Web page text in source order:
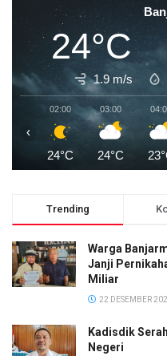
24°C
1.9 m/s
02:00
24°C
03:00
24°C
‹
Trending
Warga
Janji
Miliar
22 DESEMBER
Kadisdik
Negeri